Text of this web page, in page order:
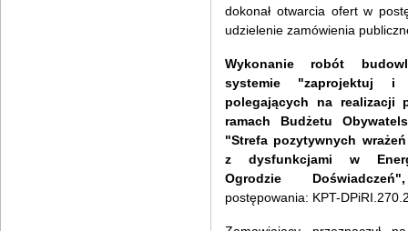
dokonał otwarcia ofert w
udzielenie zamówienia
Wykonanie robót
systemie "zaprojektuj i
polegających na realizacji
ramach Budżetu
"Strefa pozytywnych
z dysfunkcjami w
Ogrodzie
postępowania: KPT-